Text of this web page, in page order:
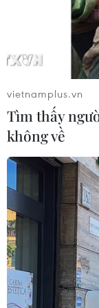
09/08/2026 03:15
Chính phủ Mỹ
09/08/2026 03:02
Thái Lan xây
toàn trường
súng
09/08/2026 02:26
Khủng hoảng
của Pháp vào
rừng cao
vietnamplus.vn
Tìm thấy
không về